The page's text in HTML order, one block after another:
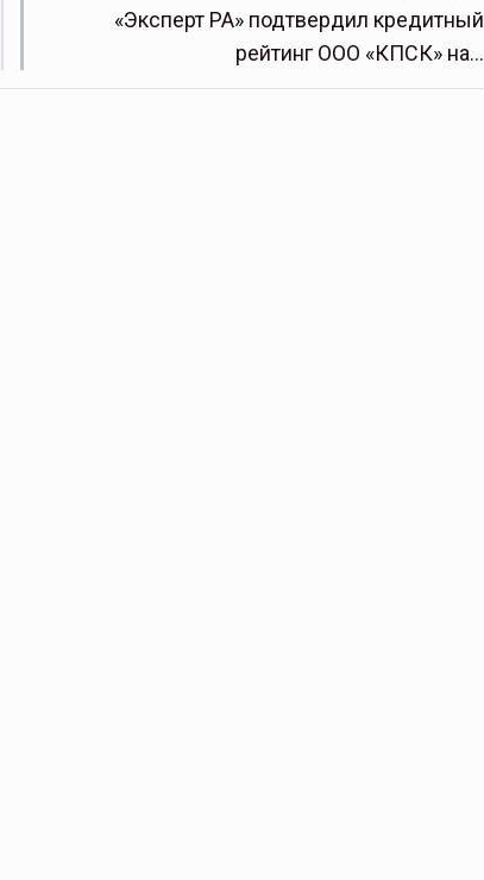
«Эксперт РА» подтвердил кредитный
рейтинг ООО «КПСК» на…